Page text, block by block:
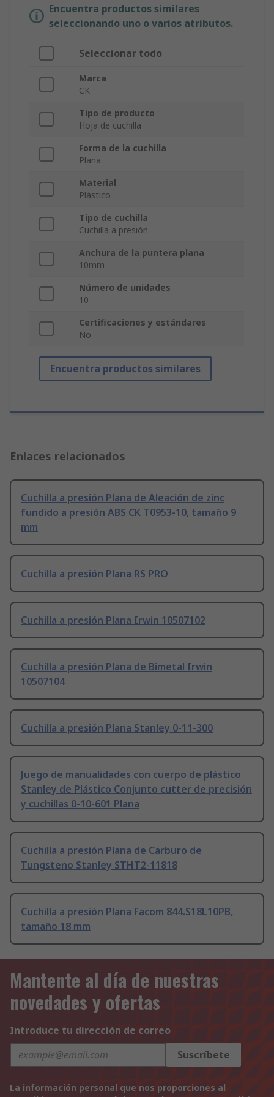
Encuentra productos similares
seleccionando uno o varios atributos.
Seleccionar todo
Marca
CK
Tipo de producto
Hoja de cuchilla
Forma de la cuchilla
Plana
Material
Plástico
Tipo de cuchilla
Cuchilla a presión
Anchura de la puntera plana
10mm
Número de unidades
10
Certificaciones y estándares
No
Encuentra productos similares
Enlaces relacionados
Cuchilla a presión Plana de Aleación de zinc
fundido a presión ABS CK T0953-10, tamaño 9
mm
Cuchilla a presión Plana RS PRO
Cuchilla a presión Plana Irwin 10507102
Cuchilla a presión Plana de Bimetal Irwin
10507104
Cuchilla a presión Plana Stanley 0-11-300
Juego de manualidades con cuerpo de plástico
Stanley de Plástico Conjunto cutter de precisión
y cuchillas 0-10-601 Plana
Cuchilla a presión Plana de Carburo de
Tungsteno Stanley STHT2-11818
Cuchilla a presión Plana Facom 844.S18L10PB,
tamaño 18 mm
Mantente al día de nuestras
novedades y ofertas
Introduce tu dirección de correo
Suscríbete
La información personal que nos proporciones al